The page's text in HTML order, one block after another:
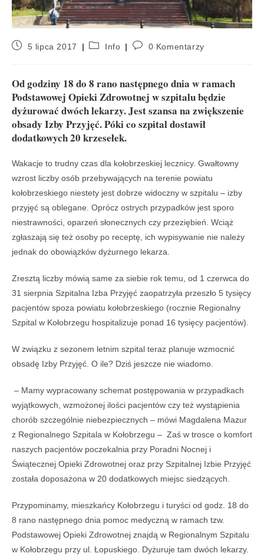
5 lipca 2017 Info 0 Komentarzy
Od godziny 18 do 8 rano następnego dnia w ramach
Podstawowej Opieki Zdrowotnej w szpitalu będzie
dyżurować dwóch lekarzy. Jest szansa na zwiększenie
obsady Izby Przyjęć. Póki co szpital dostawił
dodatkowych 20 krzesełek.
Wakacje to trudny czas dla kołobrzeskiej lecznicy. Gwałtowny
wzrost liczby osób przebywających na terenie powiatu
kołobrzeskiego niestety jest dobrze widoczny w szpitalu – izby
przyjęć są oblegane. Oprócz ostrych przypadków jest sporo
niestrawności, oparzeń słonecznych czy przeziębień. Wciąż
zgłaszają się też osoby po receptę, ich wypisywanie nie należy
jednak do obowiązków dyżurnego lekarza.
Zresztą liczby mówią same za siebie rok temu, od 1 czerwca do
31 sierpnia Szpitalna Izba Przyjęć zaopatrzyła przeszło 5 tysięcy
pacjentów spoza powiatu kołobrzeskiego (rocznie Regionalny
Szpital w Kołobrzegu hospitalizuje ponad 16 tysięcy pacjentów).
W związku z sezonem letnim szpital teraz planuje wzmocnić
obsadę Izby Przyjęć. O ile? Dziś jeszcze nie wiadomo.
– Mamy wypracowany schemat postępowania w przypadkach
wyjątkowych, wzmożonej ilości pacjentów czy też wystąpienia
chorób szczególnie niebezpiecznych – mówi Magdalena Mazur
z Regionalnego Szpitala w Kołobrzegu – Zaś w trosce o komfort
naszych pacjentów poczekalnia przy Poradni Nocnej i
Świątecznej Opieki Zdrowotnej oraz przy Szpitalnej Izbie Przyjęć
została doposażona w 20 dodatkowych miejsc siedzących.
Przypominamy, mieszkańcy Kołobrzegu i turyści od godz. 18 do
8 rano następnego dnia pomoc medyczną w ramach tzw.
Podstawowej Opieki Zdrowotnej znajdą w Regionalnym Szpitalu
w Kołobrzegu przy ul. Łopuskiego. Dyżuruje tam dwóch lekarzy.